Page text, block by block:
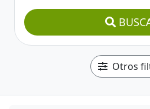
Otros